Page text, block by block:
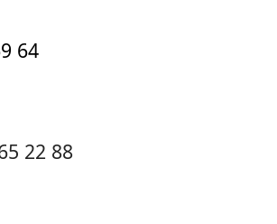
64
22 88